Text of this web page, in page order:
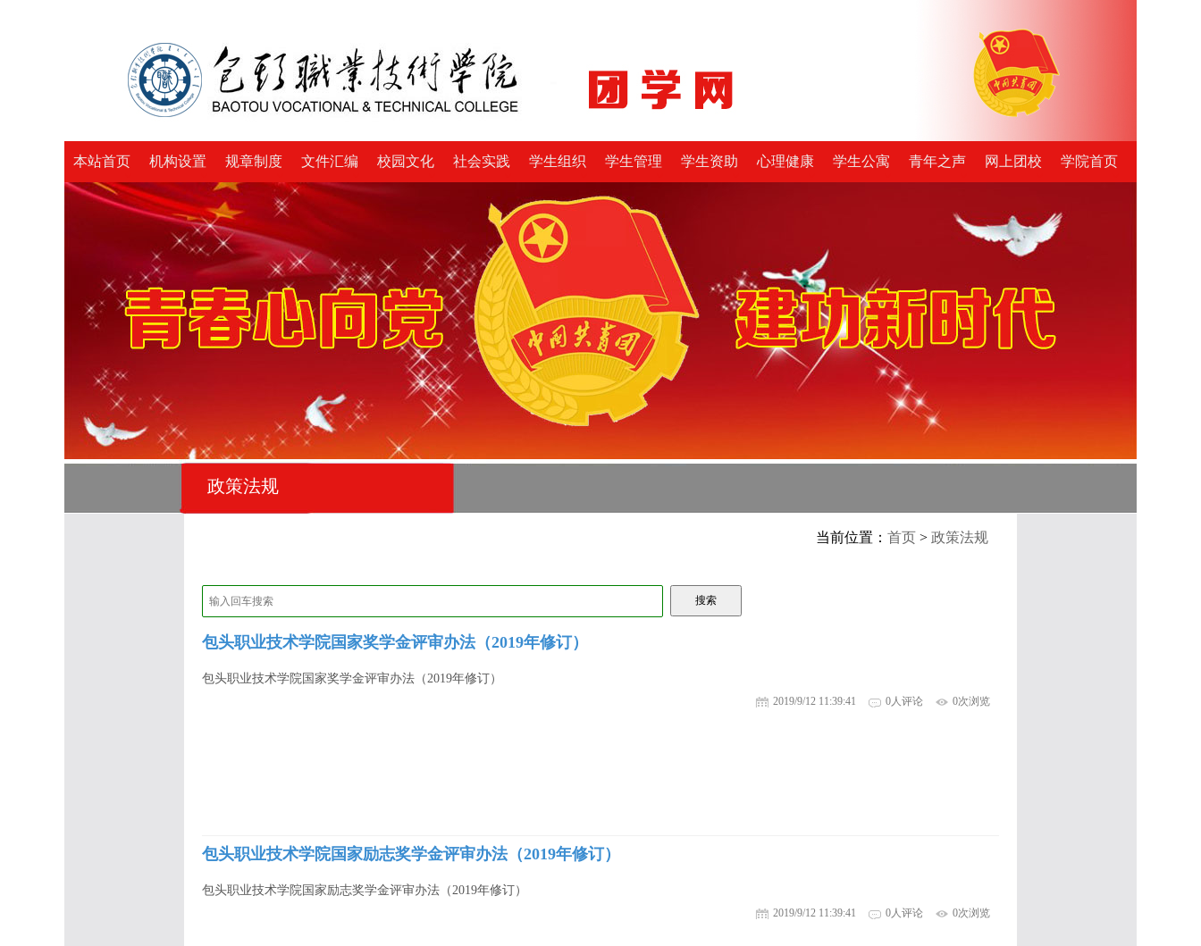
本站首页 机构设置 规章制度 文件汇编 校园文化 社会实践 学生组织 学生管理 学生资助 心理健康 学生公寓 青年之声 网上团校 学院首页
政策法规
当前位置： 首页 > 政策法规
包头职业技术学院国家奖学金评审办法（2019年修订）
包头职业技术学院国家奖学金评审办法（2019年修订）
2019/9/12 11:39:41 0人评论 0次浏览
包头职业技术学院国家励志奖学金评审办法（2019年修订）
包头职业技术学院国家励志奖学金评审办法（2019年修订）
2019/9/12 11:39:41 0人评论 0次浏览